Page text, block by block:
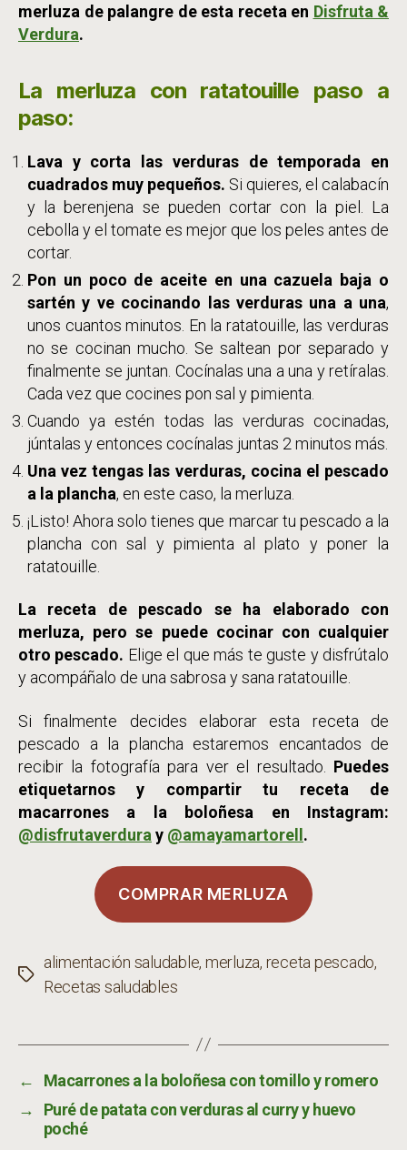
merluza de palangre de esta receta en Disfruta &
Verdura.
La merluza con ratatouille paso a
paso:
Lava y corta las verduras de temporada en
cuadrados muy pequeños. Si quieres, el calabacín
y la berenjena se pueden cortar con la piel. La
cebolla y el tomate es mejor que los peles antes de
cortar.
Pon un poco de aceite en una cazuela baja o
sartén y ve cocinando las verduras una a una,
unos cuantos minutos. En la ratatouille, las verduras
no se cocinan mucho. Se saltean por separado y
finalmente se juntan. Cocínalas una a una y retíralas.
Cada vez que cocines pon sal y pimienta.
Cuando ya estén todas las verduras cocinadas,
júntalas y entonces cocínalas juntas 2 minutos más.
Una vez tengas las verduras, cocina el pescado
a la plancha, en este caso, la merluza.
¡Listo! Ahora solo tienes que marcar tu pescado a la
plancha con sal y pimienta al plato y poner la
ratatouille.
La receta de pescado se ha elaborado con
merluza, pero se puede cocinar con cualquier
otro pescado. Elige el que más te guste y disfrútalo
y acompáñalo de una sabrosa y sana ratatouille.
Si finalmente decides elaborar esta receta de
pescado a la plancha estaremos encantados de
recibir la fotografía para ver el resultado. Puedes
etiquetarnos y compartir tu receta de
macarrones a la boloñesa en Instagram:
@disfrutaverdura y @amayamartorell.
COMPRAR MERLUZA
Etiquetas
alimentación saludable, merluza, receta pescado,
Recetas saludables
←
Macarrones a la boloñesa con tomillo y romero
→
Puré de patata con verduras al curry y huevo
poché